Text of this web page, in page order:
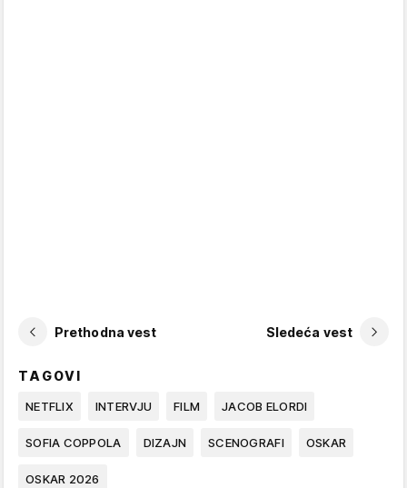
Prethodna vest Sledeća vest
TAGOVI
NETFLIX INTERVJU FILM JACOB ELORDI
SOFIA COPPOLA DIZAJN SCENOGRAFI OSKAR
OSKAR 2026